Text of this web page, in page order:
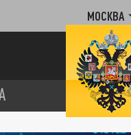
МОСКВА